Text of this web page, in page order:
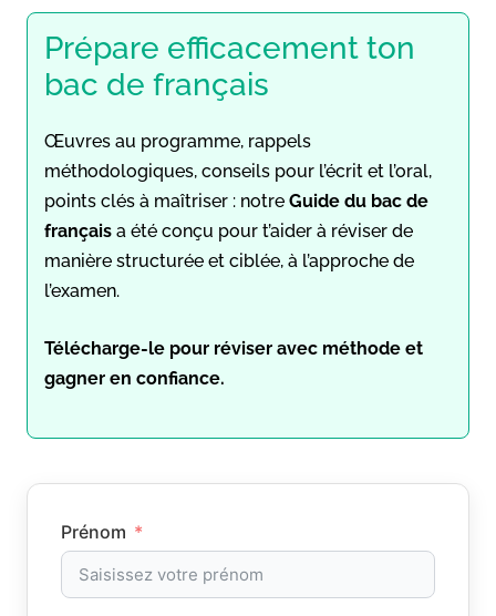
Prépare efficacement ton
bac de français
Œuvres au programme, rappels
méthodologiques, conseils pour l’écrit et l’oral,
points clés à maîtriser : notre Guide du bac de
français a été conçu pour t’aider à réviser de
manière structurée et ciblée, à l’approche de
l’examen.
Télécharge-le pour réviser avec méthode et
gagner en confiance.
Prénom